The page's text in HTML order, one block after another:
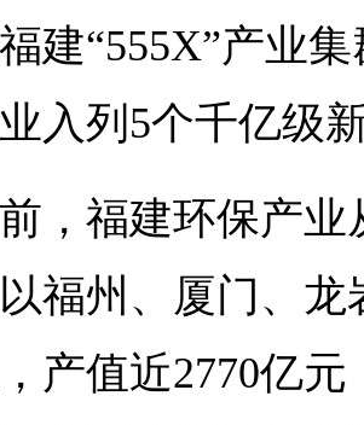
建“555X”产业
入列5个千亿级
，福建环保产
福州、厦门、
产值近2770亿